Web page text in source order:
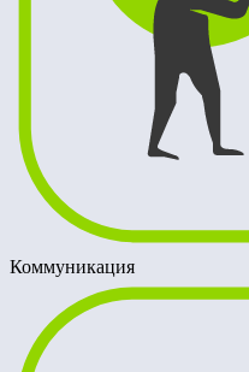
Коммуникация